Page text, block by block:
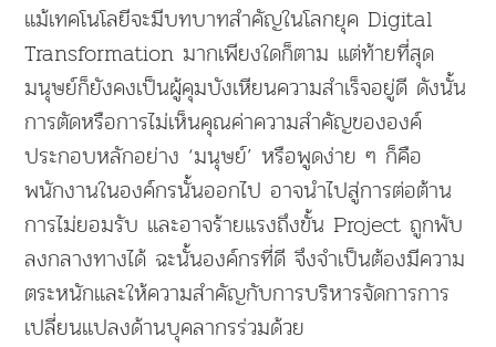
แม้เทคโนโลยีจะมีบทบาทสำคัญในโลกยุค Digital
Transformation มากเพียงใดก็ตาม แต่ท้ายที่สุด
มนุษย์ก็ยังคงเป็นผู้คุมบังเหียนความสำเร็จอยู่ดี ดังนั้น
การตัดหรือการไม่เห็นคุณค่าความสำคัญขององค์
ประกอบหลักอย่าง ‘มนุษย์’ หรือพูดง่าย ๆ ก็คือ
พนักงานในองค์กรนั้นออกไป อาจนำไปสู่การต่อต้าน
การไม่ยอมรับ และอาจร้ายแรงถึงขั้น Project ถูกพับ
ลงกลางทางได้ ฉะนั้นองค์กรที่ดี จึงจำเป็นต้องมีความ
ตระหนักและให้ความสำคัญกับการบริหารจัดการการ
เปลี่ยนแปลงด้านบุคลากรร่วมด้วย